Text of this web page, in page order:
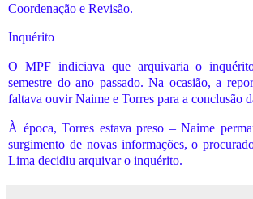
Coordenação e Revisão.
Inquérito
O MPF indiciava que arquivaria o
semestre do ano passado. Na ocasião, a
faltava ouvir Naime e Torres para a conclusão
À época, Torres estava preso – Naime
surgimento de novas informações, o
Lima decidiu arquivar o inquérito.